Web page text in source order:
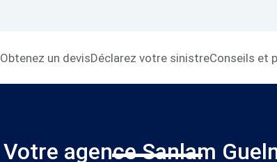
Obtenez un devisDéclarez votre sinistreConseils et
Votre agence Sanlam